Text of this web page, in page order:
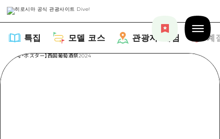
특집 모델 코스 관광지・체험 계